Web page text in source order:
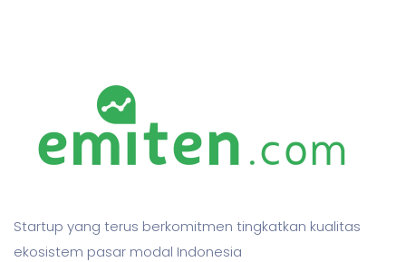
Startup yang terus berkomitmen tingkatkan kualitas
ekosistem pasar modal Indonesia